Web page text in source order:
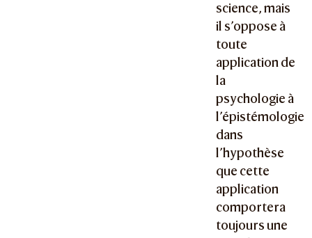
science, mais
il s’oppose à
toute
application de
la
psychologie à
l’épistémologie
dans
l’hypothèse
que cette
application
comportera
toujours une